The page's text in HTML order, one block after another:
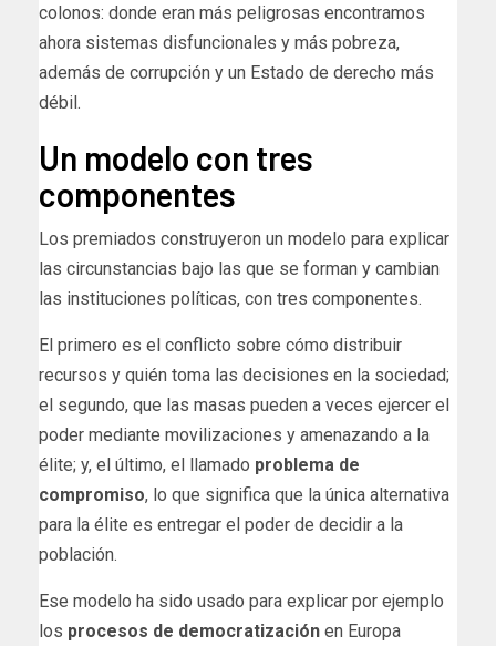
colonos: donde eran más peligrosas encontramos
ahora sistemas disfuncionales y más pobreza,
además de corrupción y un Estado de derecho más
débil.
Un modelo con tres
componentes
Los premiados construyeron un modelo para explicar
las circunstancias bajo las que se forman y cambian
las instituciones políticas, con tres componentes.
El primero es el conflicto sobre cómo distribuir
recursos y quién toma las decisiones en la sociedad;
el segundo, que las masas pueden a veces ejercer el
poder mediante movilizaciones y amenazando a la
élite; y, el último, el llamado problema de
compromiso, lo que significa que la única alternativa
para la élite es entregar el poder de decidir a la
población.
Ese modelo ha sido usado para explicar por ejemplo
los procesos de democratización en Europa